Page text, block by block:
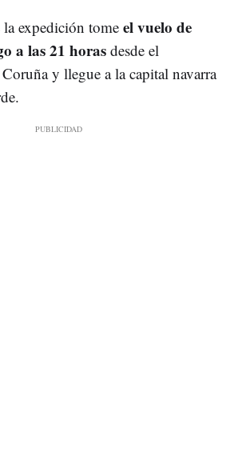
expedición tome el vuelo de
a las 21 horas desde el
y llegue a la capital navarra